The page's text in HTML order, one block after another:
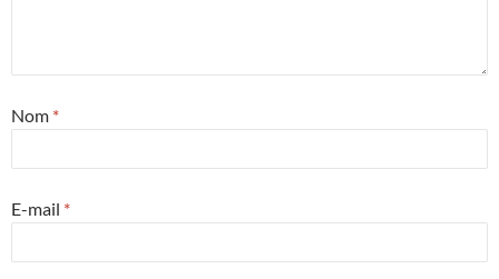
Nom *
E-mail *